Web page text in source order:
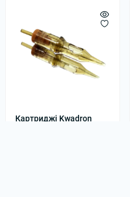
Картриджі Kwadron